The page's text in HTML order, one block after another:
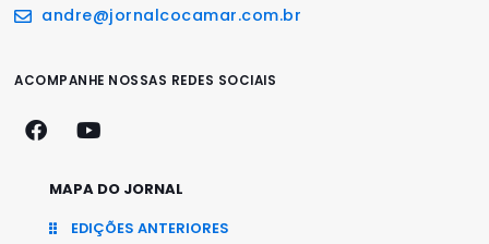
andre@jornalcocamar.com.br
ACOMPANHE NOSSAS REDES SOCIAIS
MAPA DO JORNAL
EDIÇÕES ANTERIORES